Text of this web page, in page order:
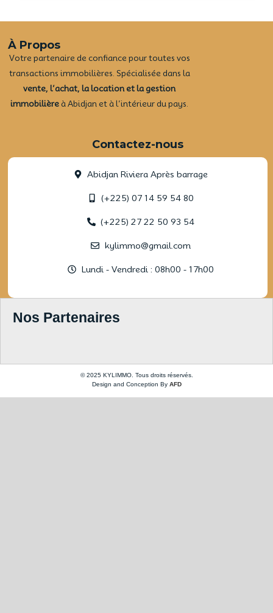
À Propos
Votre partenaire de confiance pour toutes vos
transactions immobilières. Spécialisée dans la
vente, l’achat, la location et la gestion
immobilière à Abidjan et à l’intérieur du pays.
Contactez-nous
Abidjan Riviera Après barrage
(+225) 07 14 59 54 80
(+225) 27 22 50 93 54
kylimmo@gmail.com
Lundi - Vendredi : 08h00 - 17h00
Nos Partenaires
© 2025 KYLIMMO. Tous droits réservés.
Design and Conception By AFD